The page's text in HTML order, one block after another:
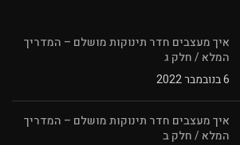
איך מעצבים חדר תינוקות מושלם – המדריך
המלא / חלק ג
6 בנובמבר 2022
איך מעצבים חדר תינוקות מושלם – המדריך
המלא / חלק ב